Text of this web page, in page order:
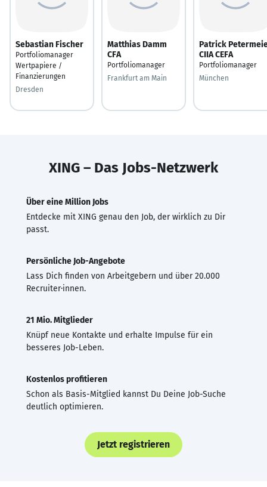
Sebastian Fischer
Portfoliomanager
Wertpapiere /
Finanzierungen
Dresden
Matthias Damm
CFA
Portfoliomanager
Frankfurt am Main
Patrick
CIIA CEFA
Portfoliomanager
München
XING – Das Jobs-Netzwerk
Über eine Million Jobs
Entdecke mit XING genau den Job, der wirklich zu Dir
passt.
Persönliche Job-Angebote
Lass Dich finden von Arbeitgebern und über 20.000
Recruiter·innen.
21 Mio. Mitglieder
Knüpf neue Kontakte und erhalte Impulse für ein
besseres Job-Leben.
Kostenlos profitieren
Schon als Basis-Mitglied kannst Du Deine Job-Suche
deutlich optimieren.
Jetzt registrieren